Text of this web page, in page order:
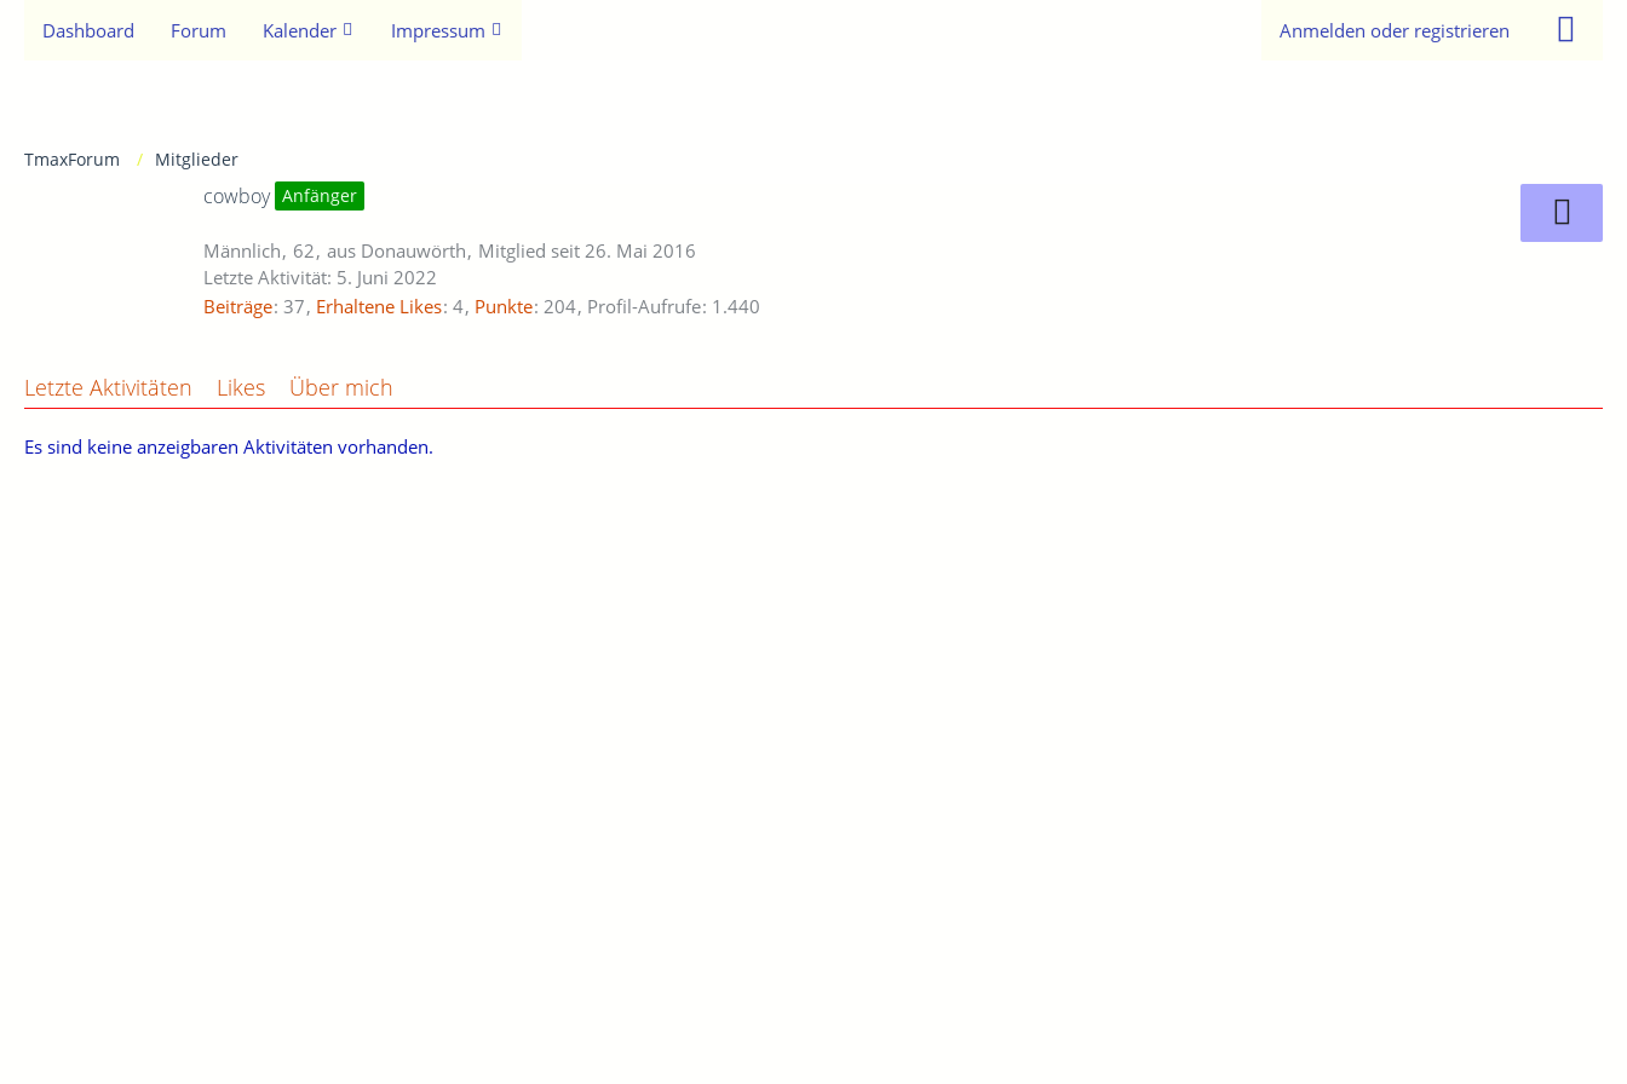
Dashboard Forum Kalender Impressum Anmelden oder registrieren
TmaxForum Mitglieder
cowboy Anfänger
Männlich 62 aus Donauwörth Mitglied seit 26. Mai 2016
Letzte Aktivität: 5. Juni 2022
Beiträge 37 Erhaltene Likes 4 Punkte 204 Profil-Aufrufe 1.440
Letzte Aktivitäten Likes Über mich
Es sind keine anzeigbaren Aktivitäten vorhanden.